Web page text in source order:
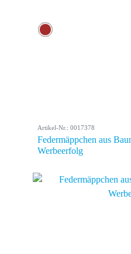
Artikel-Nr.: 0017378
Federmäppchen aus
Werbeerfolg